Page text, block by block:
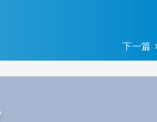
下一篇